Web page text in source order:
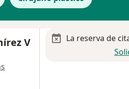
V
La reserva de